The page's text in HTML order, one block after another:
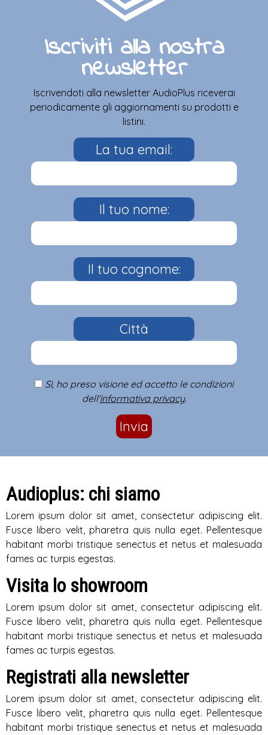
Iscriviti alla nostra
newsletter
Iscrivendoti alla newsletter AudioPlus riceverai
periodicamente gli aggiornamenti su prodotti e
listini.
La tua email:
Il tuo nome:
Il tuo cognome:
Città
Sì, ho preso visione ed accetto le condizioni
dell'informativa privacy.
Invia
Audioplus: chi siamo
Lorem ipsum dolor sit amet, consectetur adipiscing elit.
Fusce libero velit, pharetra quis nulla eget. Pellentesque
habitant morbi tristique senectus et netus et malesuada
fames ac turpis egestas.
Visita lo showroom
Lorem ipsum dolor sit amet, consectetur adipiscing elit.
Fusce libero velit, pharetra quis nulla eget. Pellentesque
habitant morbi tristique senectus et netus et malesuada
fames ac turpis egestas.
Registrati alla newsletter
Lorem ipsum dolor sit amet, consectetur adipiscing elit.
Fusce libero velit, pharetra quis nulla eget. Pellentesque
habitant morbi tristique senectus et netus et malesuada